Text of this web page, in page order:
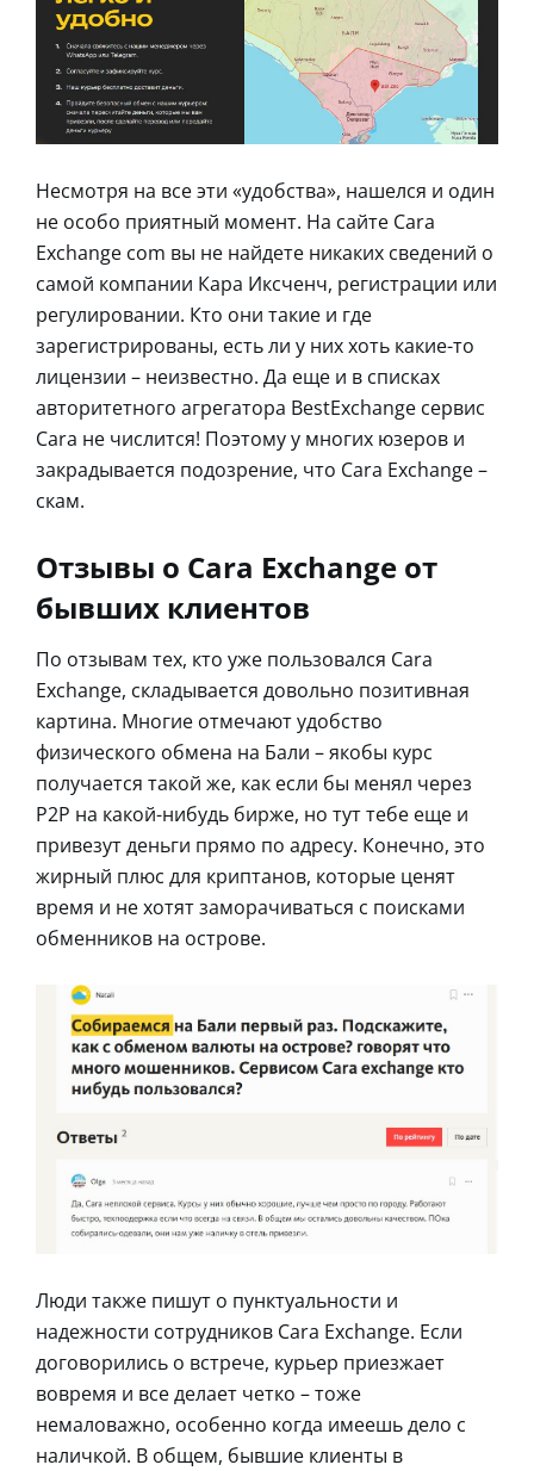
Несмотря на все эти «удобства», нашелся и один
не особо приятный момент. На сайте Cara
Exchange com вы не найдете никаких сведений о
самой компании Кара Иксченч, регистрации или
регулировании. Кто они такие и где
зарегистрированы, есть ли у них хоть какие-то
лицензии – неизвестно. Да еще и в списках
авторитетного агрегатора BestExchange сервис
Cara не числится! Поэтому у многих юзеров и
закрадывается подозрение, что Cara Exchange –
скам.
Отзывы о Cara Exchange от
бывших клиентов
По отзывам тех, кто уже пользовался Cara
Exchange, складывается довольно позитивная
картина. Многие отмечают удобство
физического обмена на Бали – якобы курс
получается такой же, как если бы менял через
P2P на какой-нибудь бирже, но тут тебе еще и
привезут деньги прямо по адресу. Конечно, это
жирный плюс для криптанов, которые ценят
время и не хотят заморачиваться с поисками
обменников на острове.
Люди также пишут о пунктуальности и
надежности сотрудников Cara Exchange. Если
договорились о встрече, курьер приезжает
вовремя и все делает четко – тоже
немаловажно, особенно когда имеешь дело с
наличкой. В общем, бывшие клиенты в